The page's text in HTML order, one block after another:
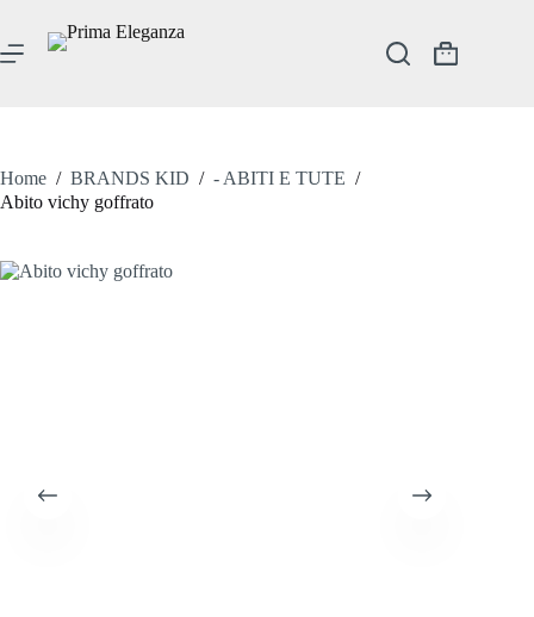
contenuto
Carrello
Home / BRANDS KID / - ABITI E TUTE /
Abito vichy goffrato